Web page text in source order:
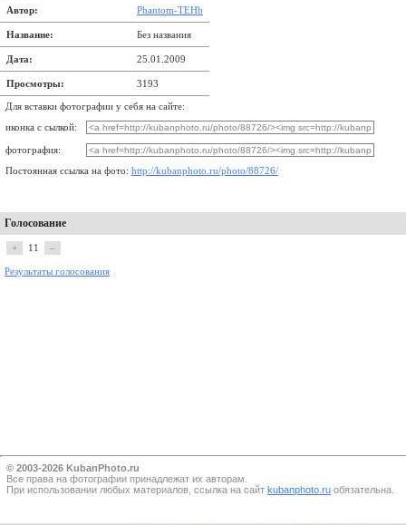
Автор: Phantom-TEHb
Название: Без названия
Дата: 25.01.2009
Просмотры: 3193
Для вставки фотографии у себя на сайте:
иконка с сылкой:
фотография:
Постоянная ссылка на фото: http://kubanphoto.ru/photo/88726/
Голосование
+ 11 –
Результаты голосования
© 2003-2026 KubanPhoto.ru
Все прaва на фотографии принадлежат их авторам.
При использовании любых материалов, ссылка на сайт kubanphoto.ru обязательна.